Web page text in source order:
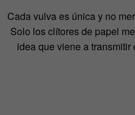
Cada vulva es única y no
Solo los clítores de papel
idea que viene a transmitir